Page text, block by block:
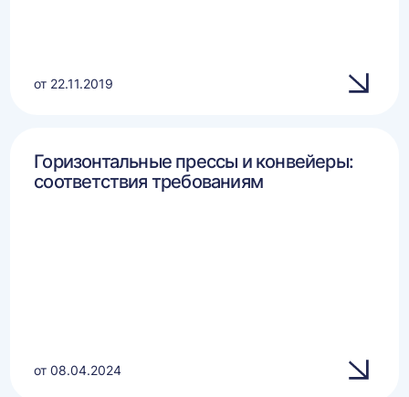
от 22.11.2019
Горизонтальные прессы и конвейеры:
соответствия требованиям
от 08.04.2024